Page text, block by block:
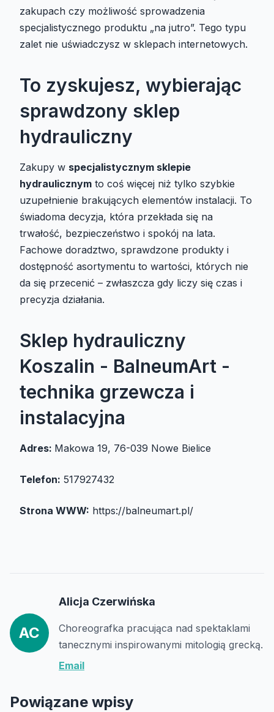
zakupach czy możliwość sprowadzenia
specjalistycznego produktu „na jutro”. Tego typu
zalet nie uświadczysz w sklepach internetowych.
To zyskujesz, wybierając
sprawdzony sklep
hydrauliczny
Zakupy w specjalistycznym sklepie
hydraulicznym to coś więcej niż tylko szybkie
uzupełnienie brakujących elementów instalacji. To
świadoma decyzja, która przekłada się na
trwałość, bezpieczeństwo i spokój na lata.
Fachowe doradztwo, sprawdzone produkty i
dostępność asortymentu to wartości, których nie
da się przecenić – zwłaszcza gdy liczy się czas i
precyzja działania.
Sklep hydrauliczny
Koszalin - BalneumArt -
technika grzewcza i
instalacyjna
Adres: Makowa 19, 76-039 Nowe Bielice
Telefon: 517927432
Strona WWW: https://balneumart.pl/
AC
Alicja Czerwińska
Choreografka pracująca nad spektaklami
tanecznymi inspirowanymi mitologią grecką.
Email
Powiązane wpisy